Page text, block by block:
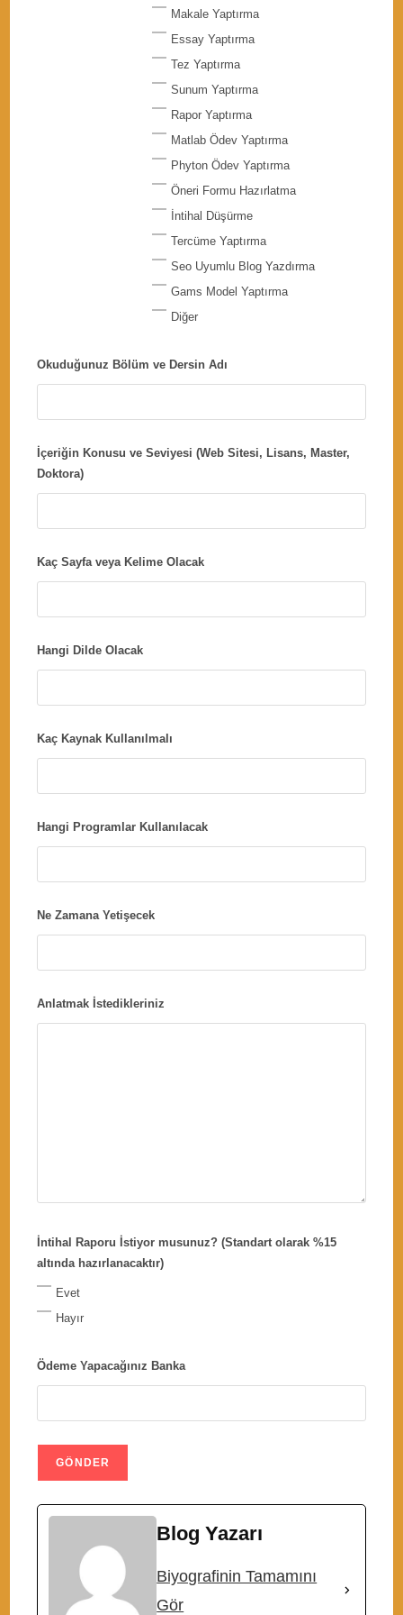
Makale Yaptırma
Essay Yaptırma
Tez Yaptırma
Sunum Yaptırma
Rapor Yaptırma
Matlab Ödev Yaptırma
Phyton Ödev Yaptırma
Öneri Formu Hazırlatma
İntihal Düşürme
Tercüme Yaptırma
Seo Uyumlu Blog Yazdırma
Gams Model Yaptırma
Diğer
Okuduğunuz Bölüm ve Dersin Adı
İçeriğin Konusu ve Seviyesi (Web Sitesi, Lisans, Master,
Doktora)
Kaç Sayfa veya Kelime Olacak
Hangi Dilde Olacak
Kaç Kaynak Kullanılmalı
Hangi Programlar Kullanılacak
Ne Zamana Yetişecek
Anlatmak İstedikleriniz
İntihal Raporu İstiyor musunuz? (Standart olarak %15
altında hazırlanacaktır)
Evet
Hayır
Ödeme Yapacağınız Banka
Blog Yazarı
Biyografinin Tamamını
Gör